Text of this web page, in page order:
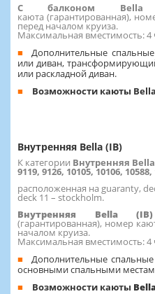
С балконом
каюта (гарантированная),
перед началом круиза.
Максимальная вместимость: 4
Дополнительные
или диван,
или раскладной диван.
Возможности каюты Bella
Внутренняя Bella (IB)
К категории Внутренняя
9119, 9126, 10105, 10106, 10588,
расположенная на guaranty,
deck 11 – stockholm.
Внутренняя Bella
(гарантированная), номер
началом круиза.
Максимальная вместимость: 4
Дополнительные
основными спальными
Возможности каюты